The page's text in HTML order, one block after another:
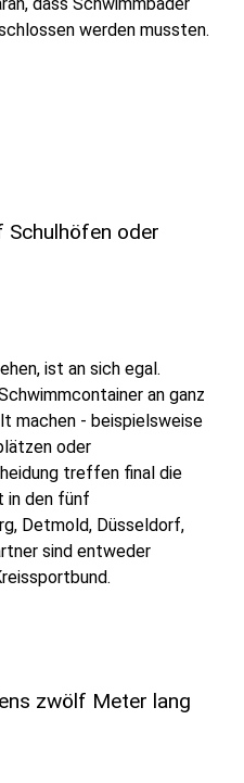
werden mussten.
Schulhöfen oder
ist an sich egal.
an ganz
machen - beispielsweise
oder
treffen final die
in den fünf
Detmold, Düsseldorf,
sind entweder
zwölf Meter lang